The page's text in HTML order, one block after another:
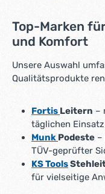
t
a
e
*
Top-Marken
und Komfort
Unsere Auswahl
Qualitätsprodukte
Fortis Leitern –
täglichen Einsatz
Munk Podeste –
TÜV-geprüfter
KS Tools
für vielseitige